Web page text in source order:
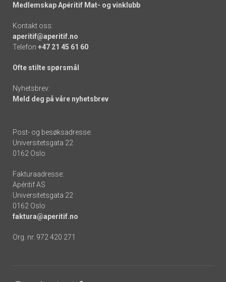
Medlemskap Apéritif Mat- og vinklubb
Kontakt oss:
aperitif@aperitif.no
Telefon +47 21 45 61 60
Ofte stilte spørsmål
Nyhetsbrev:
Meld deg på våre nyhetsbrev
Post- og besøksadresse:
Universitetsgata 22
0162 Oslo
Fakturaadresse:
Apéritif AS
Universitetsgata 22
0162 Oslo
faktura@aperitif.no
Org. nr. 972 420 271